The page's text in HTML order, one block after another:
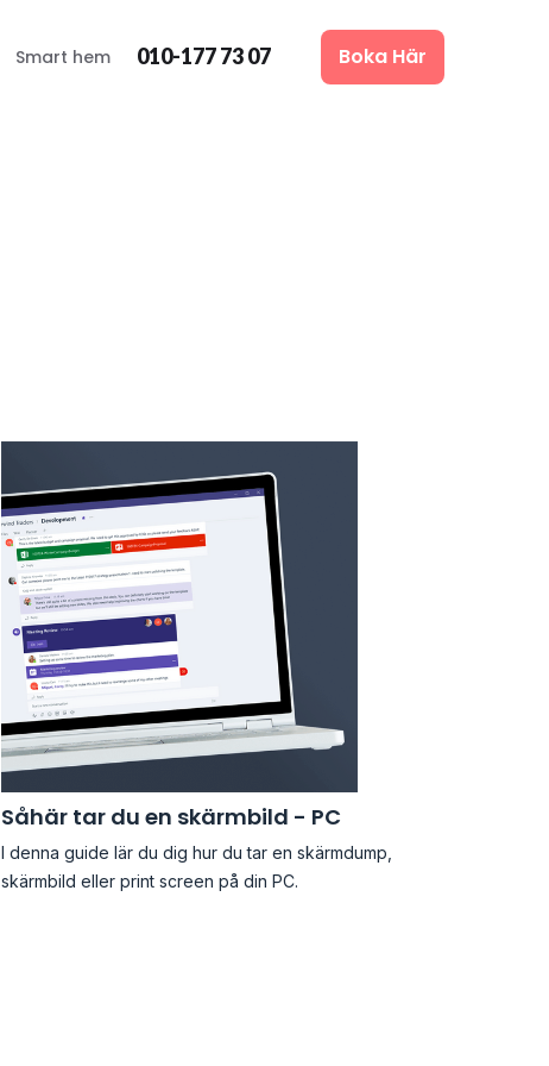
Smart hem 010-177 73 07 Boka Här
Såhär tar du en skärmbild - PC
I denna guide lär du dig hur du tar en skärmdump,
skärmbild eller print screen på din PC.